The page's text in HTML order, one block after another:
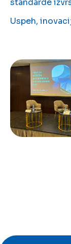
standarde
Uspeh,